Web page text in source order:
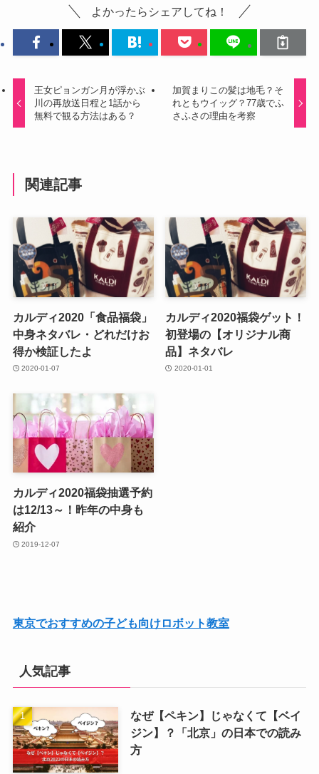
よかったらシェアしてね！
王女ピョンガン月が浮かぶ
川の再放送日程と1話から
無料で観る方法はある？
加賀まりこの髪は地毛？そ
れともウイッグ？77歳でふ
さふさの理由を考察
関連記事
カルディ2020「食品福袋」
中身ネタバレ・どれだけお
得か検証したよ
2020-01-07
カルディ2020福袋ゲット！
初登場の【オリジナル商
品】ネタバレ
2020-01-01
カルディ2020福袋抽選予約
は12/13～！昨年の中身も
紹介
2019-12-07
東京でおすすめの子ども向けロボット教室
人気記事
なぜ【ペキン】じゃなくて【ベイ
ジン】？「北京」の日本での読み
方